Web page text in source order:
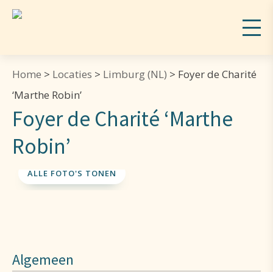
Home > Locaties > Limburg (NL) > Foyer de Charité
‘Marthe Robin’
Foyer de Charité ‘Marthe
Robin’
ALLE FOTO'S TONEN
Algemeen